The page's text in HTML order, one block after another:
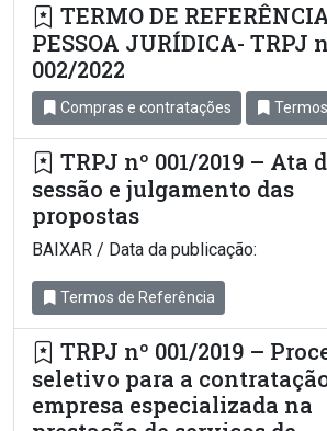
TERMO DE
PESSOA JURÍDICA- TRPJ
002/2022
Compras e contratações
TRPJ nº 001/2019 – Ata
sessão e julgamento das
propostas
BAIXAR / Data da publicação:
Termos de Referência
TRPJ nº 001/2019 –
seletivo para a
empresa especializada na